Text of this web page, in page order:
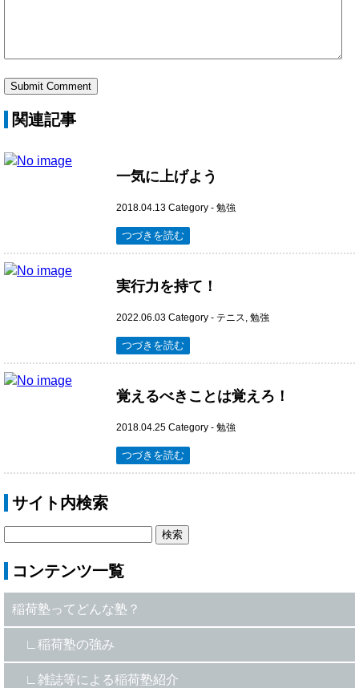
関連記事
一気に上げよう
2018.04.13 Category - 勉強
つづきを読む
実行力を持て！
2022.06.03 Category - テニス, 勉強
つづきを読む
覚えるべきことは覚えろ！
2018.04.25 Category - 勉強
つづきを読む
サイト内検索
コンテンツ一覧
稲荷塾ってどんな塾？
稲荷塾の強み
雑誌等による稲荷塾紹介